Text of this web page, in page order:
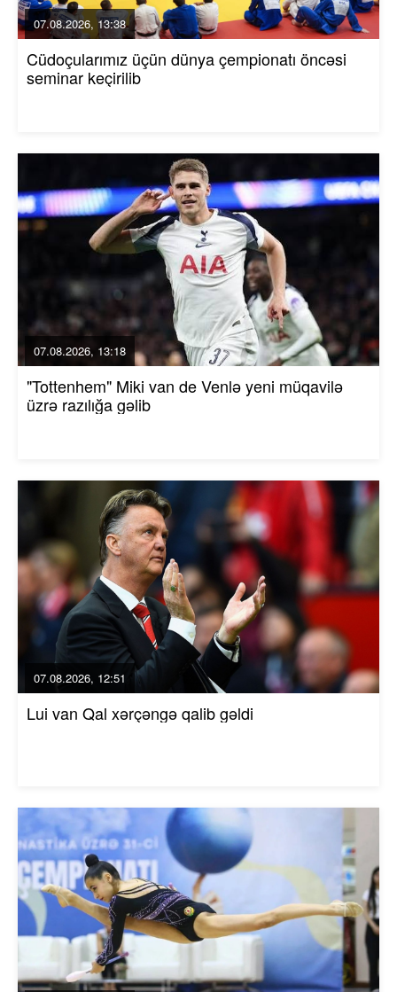
07.08.2026, 13:38
Cüdoçularımız üçün dünya çempionatı öncəsi
seminar keçirilib
07.08.2026, 13:18
"Tottenhem" Miki van de Venlə yeni müqavilə
üzrə razılığa gəlib
07.08.2026, 12:51
Lui van Qal xərçəngə qalib gəldi